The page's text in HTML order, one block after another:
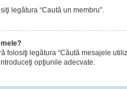
legătura “Caută un membru”.
folosiţi legătura “Căută mesajele
opţiunile adecvate.